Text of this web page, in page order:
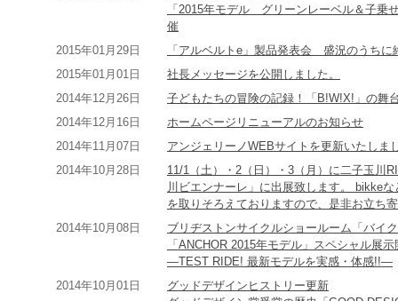
「2015年モデル グリーンレーベル＆子
催
2015年01月29日
「アルベルトe」製品発表会 盛況のうちに
2015年01月01日
社長メッセージを公開しました。
2014年12月26日
子どもたちの冒険の記録！「B!W!X!」の舞
2014年12月16日
ホームページリニューアルのお知らせ
2014年11月07日
アンジェリーノWEBサイトを更新いたしま
2014年10月28日
11/1（土）・2（日）・3（月）に二子玉川
川ビエンナーレ」に出展致します。 bikke
を取りそろえておりますので、是非お立ち
2014年10月08日
ブリヂストンサイクルショールーム「バイ
「ANCHOR 2015年モデル」スペシャル展示
―TEST RIDE! 最新モデルを実感・体感!!―
2014年10月01日
グッドデザインヒストリー更新